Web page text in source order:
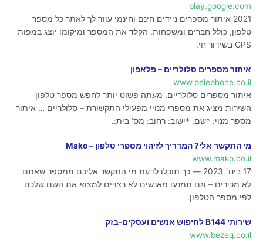
play.google.com
2021 איתור מספרים ניידים חינם וחינמי עוזר לך לאתר כל מספר
טלפון, כולל חברים ומשפחות. הקלד את המספר ומיקומו יוצג במפות
GPS בשידור חי.
איתור מספרים סלולריים – פלאפון
www.pelephone.co.il
איתור מספרים סלולריים. מעתה פשוט יותר לחפש מספר טלפון
השירות מציג את מספרי מנויי מפעילי התקשורת – סלולריים … איתור
מספר מנוי: *שם: *ישוב: רחוב: מס’ בית:.
מי התקשר אלי? המדריך לזיהוי מספרי טלפון – Mako
www.mako.co.il
17 בינו׳ 2023 — כך תוכלו לדעת מי התקשר אליכם ממספר שאתם
לא מכירים – וגם תמנעו מאנשים לא רצויים למצוא את השם שלכם
לפי מספר הטלפון.
שירותי B144 לחיפוש אנשים ועסקים-בזק
www.bezeq.co.il